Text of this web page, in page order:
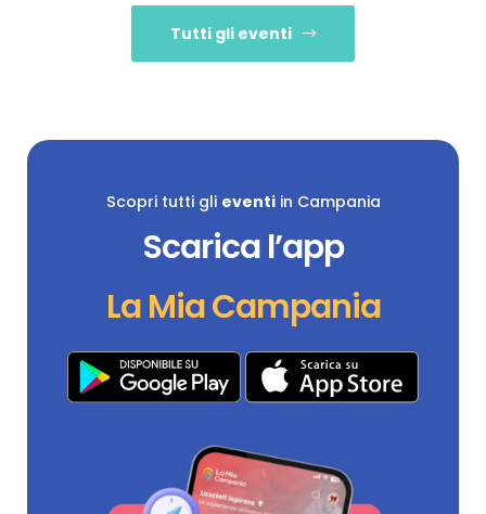
Tutti gli eventi
Scopri tutti gli eventiin Campania
Scarica l’app
La Mia Campania